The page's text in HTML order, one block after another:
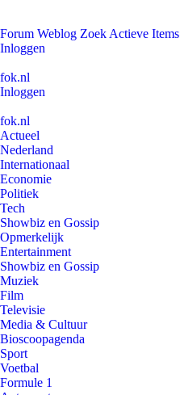
Forum Weblog Zoek Actieve Items
Inloggen
fok.nl
Inloggen
fok.nl
Actueel
Nederland
Internationaal
Economie
Politiek
Tech
Showbiz en Gossip
Opmerkelijk
Entertainment
Showbiz en Gossip
Muziek
Film
Televisie
Media & Cultuur
Bioscoopagenda
Sport
Voetbal
Formule 1